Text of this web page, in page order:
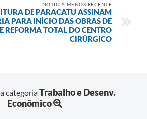
NOTÍCIA MENOS RECENTE
DE PARACATU ASSINAM
PARA INÍCIO DAS OBRAS DE
REFORMA TOTAL DO CENTRO
CIRÚRGICO
categoriaTrabalho e Desenv.
Econômico